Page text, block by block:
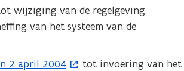
wijziging van de regelgeving
van het systeem van de
2 april 2004
tot invoering van het